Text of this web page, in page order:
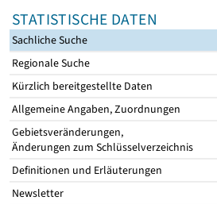
STATISTISCHE DATEN
Sachliche Suche
Regionale Suche
Kürzlich bereitgestellte Daten
Allgemeine Angaben, Zuordnungen
Gebietsveränderungen,
Änderungen zum Schlüsselverzeichnis
Definitionen und Erläuterungen
Newsletter